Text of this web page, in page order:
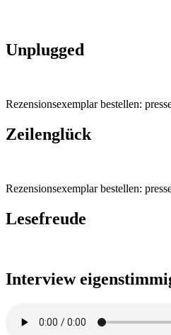
Unplugged
Rezensionsexemplar bestellen:
Zeilenglück
Rezensionsexemplar bestellen:
Lesefreude
Interview